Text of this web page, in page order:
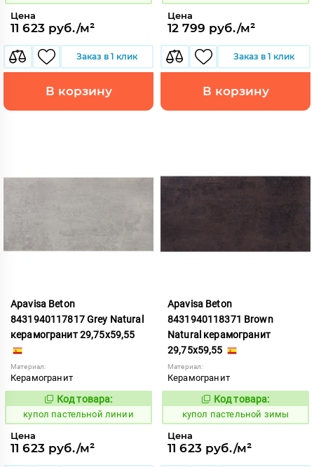
Цена
11 623 руб./м²
Заказ в 1 клик
В корзину
Цена
12 799 руб./м²
Заказ в 1 клик
В корзину
Apavisa Beton
8431940117817 Grey Natural
керамогранит 29,75x59,55
Материал:
Керамогранит
852419
Код товара:
купол пастельной линии
Цена
11 623 руб./м²
Apavisa Beton
8431940118371 Brown
Natural керамогранит
29,75x59,55
Материал:
Керамогранит
852407
Код товара:
купол пастельной зимы
Цена
11 623 руб./м²